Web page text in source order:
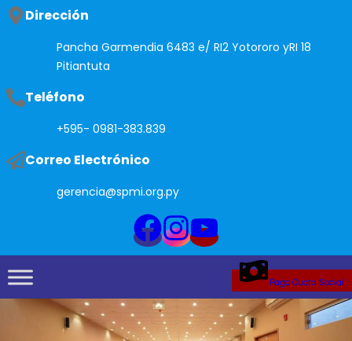
Saltar
contenido
Dirección
Pancha Garmendia 6483 e/ RI2 Yotororo yRI 18
Pitiantuta
Teléfono
+595- 0981-383.839
Correo Electrónico
gerencia@spmi.org.py
Pago Cuota Social